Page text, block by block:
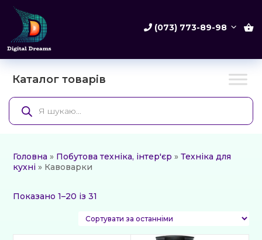
(073) 773-89-98
Каталог товарів
Products
search
Головна » Побутова техніка, інтер'єр »Техніка для
кухні » Кавоварки
Показано 1–20 із 31
останнім